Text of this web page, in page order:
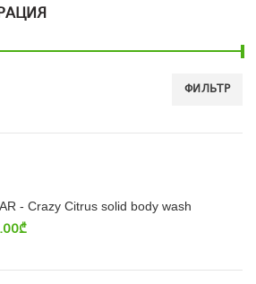
ФИЛЬТР
- Crazy Citrus solid body wash
₾